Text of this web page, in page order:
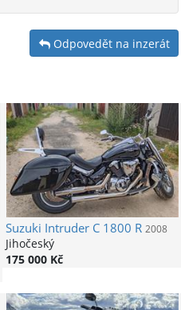
Odpovedět na inzerát
Suzuki Intruder C 1800 R 2008
Jihočeský
175 000 Kč